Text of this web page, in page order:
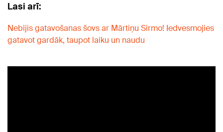
Lasi arī:
Nebijis gatavošanas šovs ar Mārtiņu Sirmo! Iedvesmojies
gatavot gardāk, taupot laiku un naudu